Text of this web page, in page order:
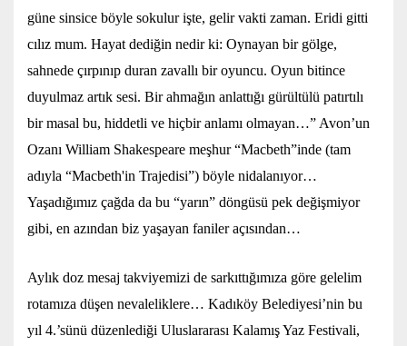
güne sinsice böyle sokulur işte, gelir vakti zaman. Eridi gitti
cılız mum. Hayat dediğin nedir ki: Oynayan bir gölge,
sahnede çırpınıp duran zavallı bir oyuncu. Oyun bitince
duyulmaz artık sesi. Bir ahmağın anlattığı gürültülü patırtılı
bir masal bu, hiddetli ve hiçbir anlamı olmayan…” Avon’un
Ozanı William Shakespeare meşhur “Macbeth”inde (tam
adıyla “Macbeth'in Trajedisi”) böyle nidalanıyor…
Yaşadığımız çağda da bu “yarın” döngüsü pek değişmiyor
gibi, en azından biz yaşayan faniler açısından…
Aylık doz mesaj takviyemizi de sarkıttığımıza göre gelelim
rotamıza düşen nevaleliklere… Kadıköy Belediyesi’nin bu
yıl 4.’sünü düzenlediği Uluslararası Kalamış Yaz Festivali,